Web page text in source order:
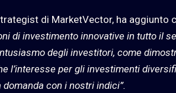
di MarketVector, ha aggiunto
di investimento innovative in tutto il
degli investitori, come
l’interesse per gli investimenti
con i nostri indici”.